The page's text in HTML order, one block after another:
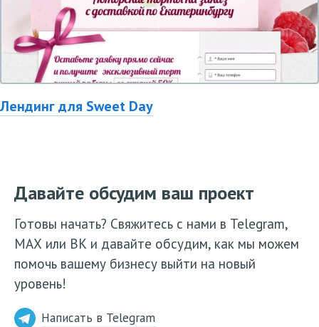
Лендинг для Sweet Day
Давайте обсудим ваш проект
Готовы начать? Свяжитесь с нами в Telegram,
МАХ или ВК и давайте обсудим, как мы можем
помочь вашему бизнесу выйти на новый
уровень!
Написать в Telegram